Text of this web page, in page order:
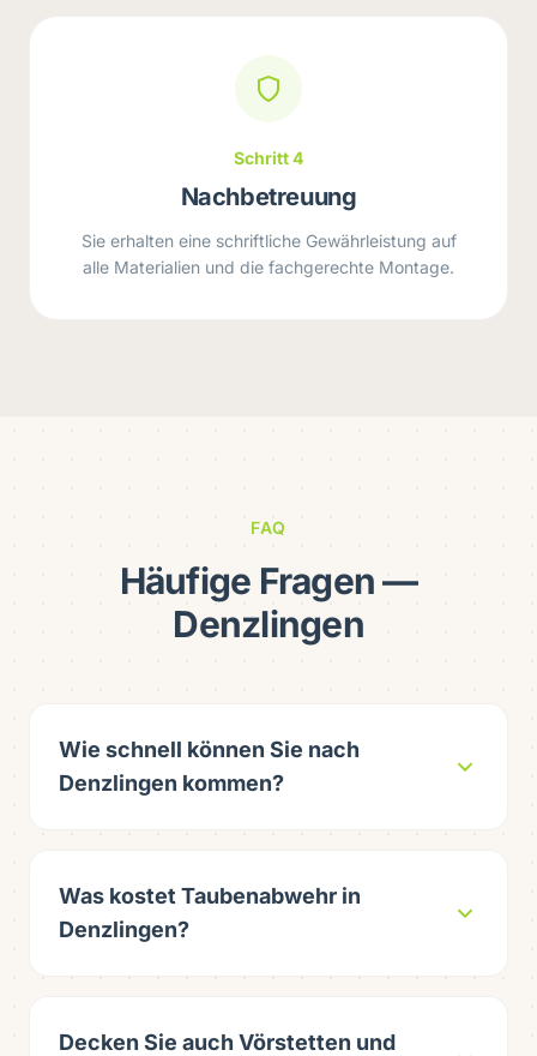
Schritt 4
Nachbetreuung
Sie erhalten eine schriftliche Gewährleistung auf
alle Materialien und die fachgerechte Montage.
FAQ
Häufige Fragen —
Denzlingen
Wie schnell können Sie nach
Denzlingen kommen?
Was kostet Taubenabwehr in
Denzlingen?
Decken Sie auch Vörstetten und